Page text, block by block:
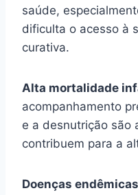
saúde,
dificulta o acesso à
curativa.
Alta mortalidade
acompanhamento
e a desnutrição são
contribuem para a
Doenças